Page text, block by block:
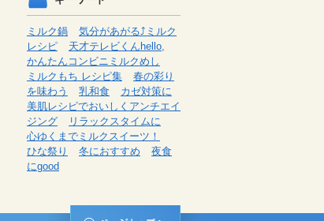
ミルク鍋
気分があがる⤴ミルク
レシピ
天才テレビくんhello,
かんたんコンビニミルクめし
ミルクもち レシピ集
春の彩り
を味わう
乳和食
カゼ対策に
美肌レシピでおいしくアンチエイ
ジング
リラックスタイムに
心ゆくまでミルクスイーツ！
ひな祭り
冬におすすめ
夜食
にgood